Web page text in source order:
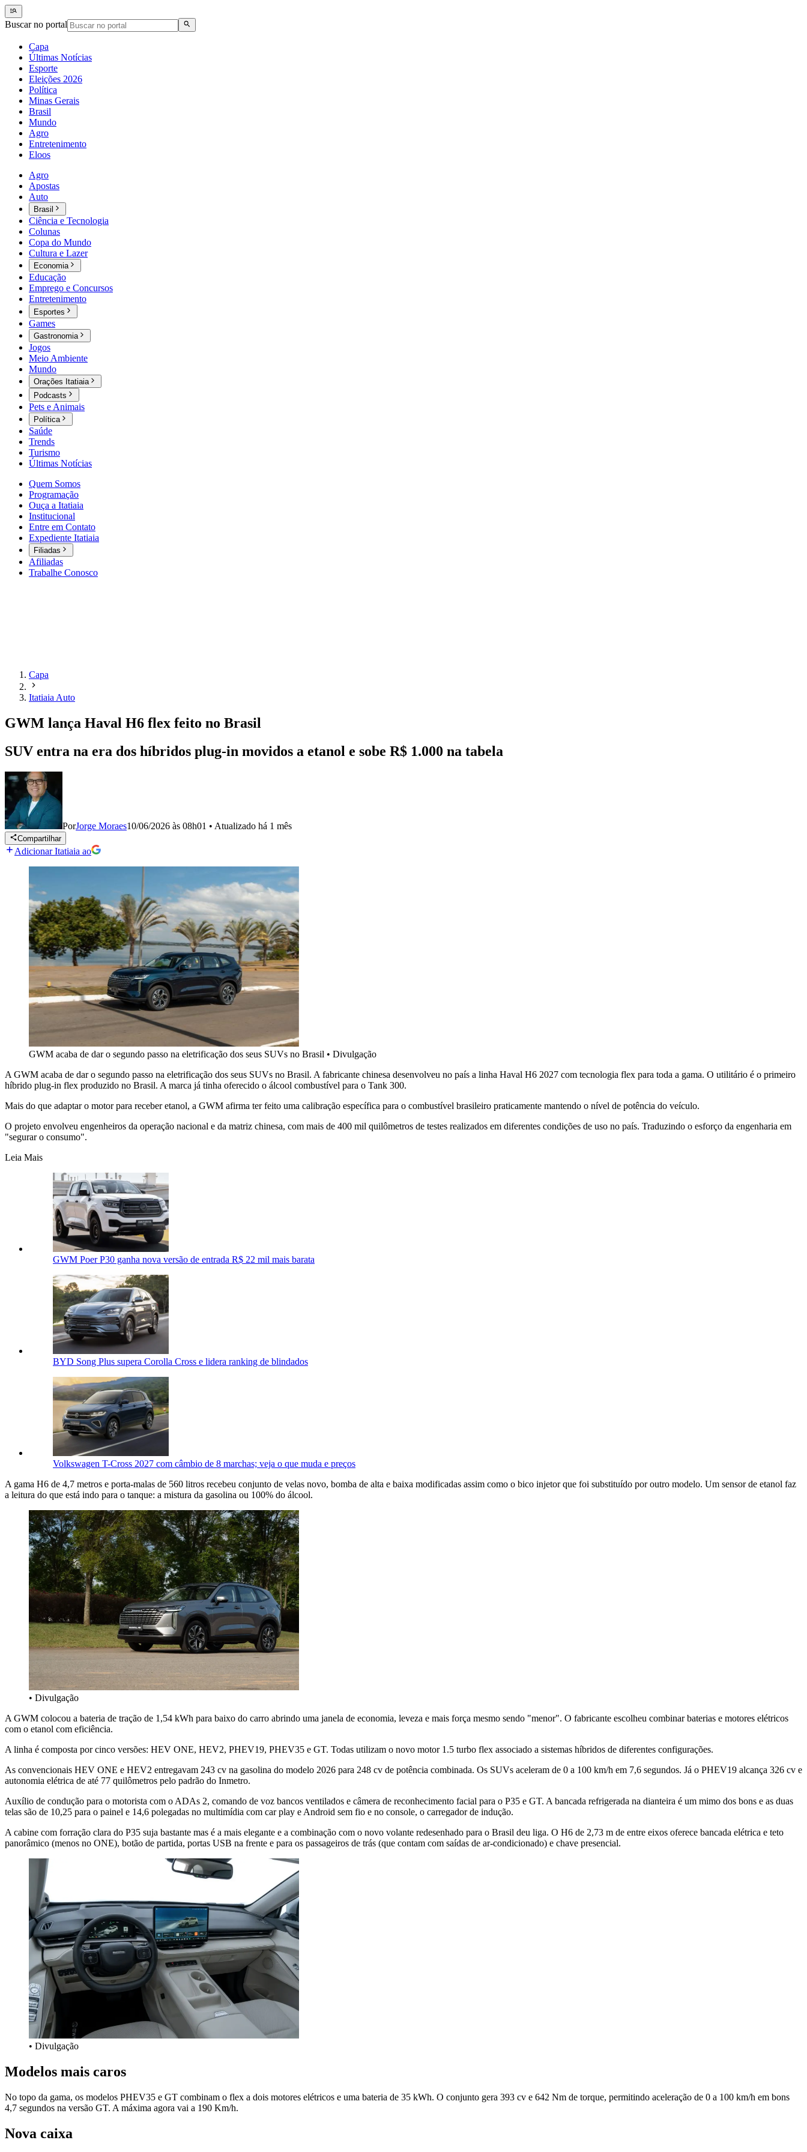
Buscar no portal
Capa
Últimas Notícias
Esporte
Eleições 2026
Política
Minas Gerais
Brasil
Mundo
Agro
Entretenimento
Eloos
Agro
Apostas
Auto
Brasil
Ciência e Tecnologia
Colunas
Copa do Mundo
Cultura e Lazer
Economia
Educação
Emprego e Concursos
Entretenimento
Esportes
Games
Gastronomia
Jogos
Meio Ambiente
Mundo
Orações Itatiaia
Podcasts
Pets e Animais
Política
Saúde
Trends
Turismo
Últimas Notícias
Quem Somos
Programação
Ouça a Itatiaia
Institucional
Entre em Contato
Expediente Itatiaia
Filiadas
Afiliadas
Trabalhe Conosco
Capa
Itatiaia Auto
GWM lança Haval H6 flex feito no Brasil
SUV entra na era dos híbridos plug-in movidos a etanol e sobe R$ 1.000 na tabela
PorJorge Moraes10/06/2026 às 08h01 • Atualizado há 1 mês
Compartilhar
Adicionar Itatiaia ao
GWM acaba de dar o segundo passo na eletrificação dos seus SUVs no Brasil • Divulgação
A GWM acaba de dar o segundo passo na eletrificação dos seus SUVs no Brasil. A fabricante chinesa desenvolveu no país a linha Haval H6 2027 com tecnologia flex para toda a gama. O utilitário é o primeiro
híbrido plug-in flex produzido no Brasil. A marca já tinha oferecido o álcool combustível para o Tank 300.
Mais do que adaptar o motor para receber etanol, a GWM afirma ter feito uma calibração específica para o combustível brasileiro praticamente mantendo o nível de potência do veículo.
O projeto envolveu engenheiros da operação nacional e da matriz chinesa, com mais de 400 mil quilômetros de testes realizados em diferentes condições de uso no país. Traduzindo o esforço da engenharia em
"segurar o consumo".
Leia Mais
GWM Poer P30 ganha nova versão de entrada R$ 22 mil mais barata
BYD Song Plus supera Corolla Cross e lidera ranking de blindados
Volkswagen T-Cross 2027 com câmbio de 8 marchas; veja o que muda e preços
A gama H6 de 4,7 metros e porta-malas de 560 litros recebeu conjunto de velas novo, bomba de alta e baixa modificadas assim como o bico injetor que foi substituído por outro modelo. Um sensor de etanol faz
a leitura do que está indo para o tanque: a mistura da gasolina ou 100% do álcool.
• Divulgação
A GWM colocou a bateria de tração de 1,54 kWh para baixo do carro abrindo uma janela de economia, leveza e mais força mesmo sendo "menor". O fabricante escolheu combinar baterias e motores elétricos
com o etanol com eficiência.
A linha é composta por cinco versões: HEV ONE, HEV2, PHEV19, PHEV35 e GT. Todas utilizam o novo motor 1.5 turbo flex associado a sistemas híbridos de diferentes configurações.
As convencionais HEV ONE e HEV2 entregavam 243 cv na gasolina do modelo 2026 para 248 cv de potência combinada. Os SUVs aceleram de 0 a 100 km/h em 7,6 segundos. Já o PHEV19 alcança 326 cv e
autonomia elétrica de até 77 quilômetros pelo padrão do Inmetro.
Auxílio de condução para o motorista com o ADAs 2, comando de voz bancos ventilados e câmera de reconhecimento facial para o P35 e GT. A bancada refrigerada na dianteira é um mimo dos bons e as duas
telas são de 10,25 para o painel e 14,6 polegadas no multimídia com car play e Android sem fio e no console, o carregador de indução.
A cabine com forração clara do P35 suja bastante mas é a mais elegante e a combinação com o novo volante redesenhado para o Brasil deu liga. O H6 de 2,73 m de entre eixos oferece bancada elétrica e teto
panorâmico (menos no ONE), botão de partida, portas USB na frente e para os passageiros de trás (que contam com saídas de ar-condicionado) e chave presencial.
• Divulgação
Modelos mais caros
No topo da gama, os modelos PHEV35 e GT combinam o flex a dois motores elétricos e uma bateria de 35 kWh. O conjunto gera 393 cv e 642 Nm de torque, permitindo aceleração de 0 a 100 km/h em bons
4,7 segundos na versão GT. A máxima agora vai a 190 Km/h.
Nova caixa